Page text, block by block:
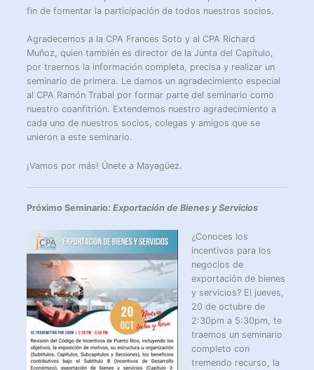
fin de fomentar la participación de todos nuestros socios.
Agradecemos a la CPA Frances Soto y al CPA Richard
Muñoz, quien también es director de la Junta del Capítulo,
por traernos la información completa, precisa y realizar un
seminario de primera. Le damos un agradecimiento especial
al CPA Ramón Trabal por formar parte del seminario como
nuestro coanfitrión. Extendemos nuestro agradecimiento a
cada uno de nuestros socios, colegas y amigos que se
unieron a este seminario.
¡Vamos por más! Únete a Mayagüez.
Próximo Seminario:Exportación de Bienes y Servicios
¿Conoces los
incentivos para los
negocios de
exportación de bienes
y servicios? El jueves,
20 de octubre de
2:30pm a 5:30pm, te
traemos un seminario
completo con
tremendo recurso, la